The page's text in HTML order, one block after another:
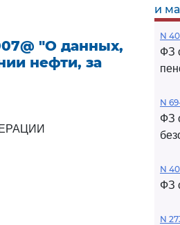
"О данных,
нефти, за
и
N
ФЗ
N
ФЗ
N
ФЗ
N